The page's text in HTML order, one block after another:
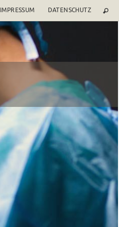
IMPRESSUM DATENSCHUTZ